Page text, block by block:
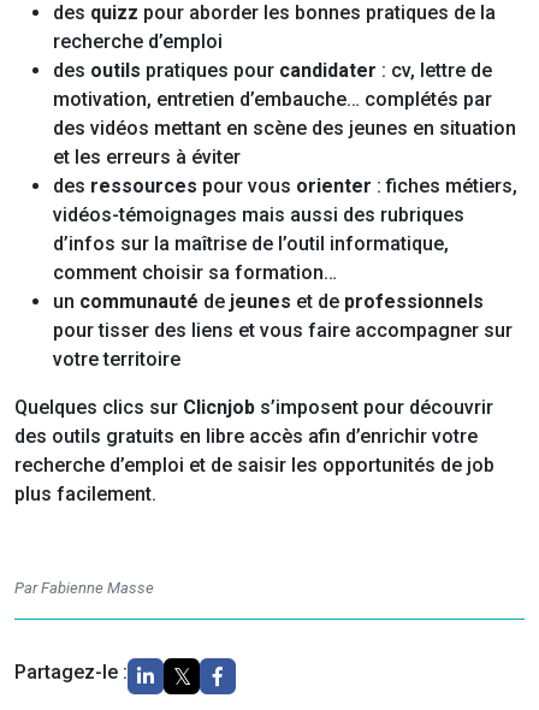
des quizz pour aborder les bonnes pratiques de la
recherche d’emploi
des outils pratiques pour candidater : cv, lettre de
motivation, entretien d’embauche… complétés par
des vidéos mettant en scène des jeunes en situation
et les erreurs à éviter
des ressources pour vous orienter : fiches métiers,
vidéos-témoignages mais aussi des rubriques
d’infos sur la maîtrise de l’outil informatique,
comment choisir sa formation…
un communauté de jeunes et de professionnels
pour tisser des liens et vous faire accompagner sur
votre territoire
Quelques clics sur Clicnjob s’imposent pour découvrir
des outils gratuits en libre accès afin d’enrichir votre
recherche d’emploi et de saisir les opportunités de job
plus facilement.
Par Fabienne Masse
Partagez-le :